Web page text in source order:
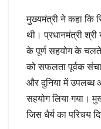
मुख्यमंत्री ने कहा कि
थी। प्रधानमंत्री श्री
के पूर्ण सहयोग के चलते
को सफलता पूर्वक
और दुनिया में उपलब्ध
सहयोग लिया गया।
जिस धैर्य का परिचय